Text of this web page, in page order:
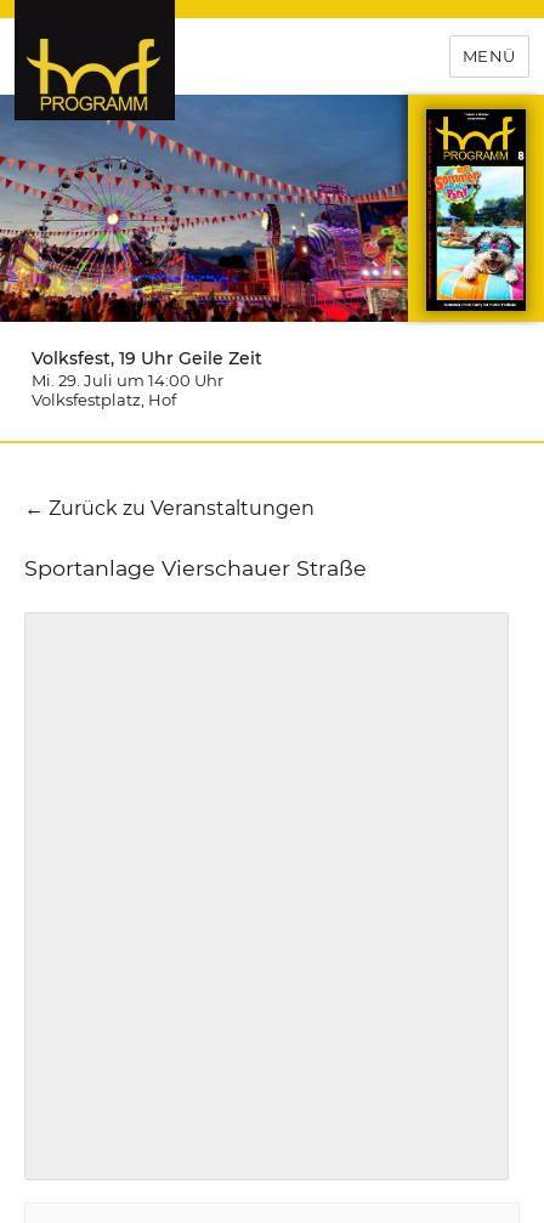
hof-programm – das
Veranstaltungsportal für
Hochfranken
MENÜ
Volksfest, 19 Uhr Geile Zeit
Mi. 29. Juli um 14:00 Uhr
Volksfestplatz , Hof
← Zurück zu Veranstaltungen
Sportanlage Vierschauer Straße